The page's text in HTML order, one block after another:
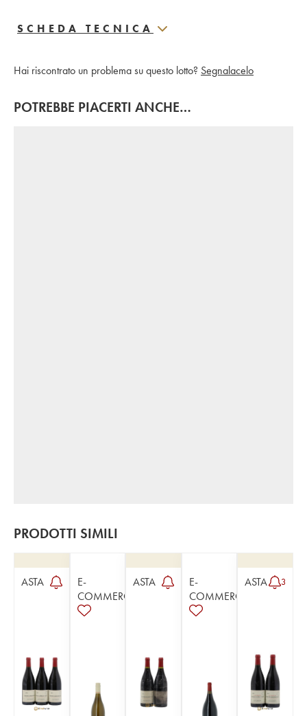
SCHEDA TECNICA
Hai riscontrato un problema su questo lotto? Segnalacelo
POTREBBE PIACERTI ANCHE…
PRODOTTI SIMILI
ASTA
E-
COMMERCE
ASTA
E-
COMMERCE
ASTA 3